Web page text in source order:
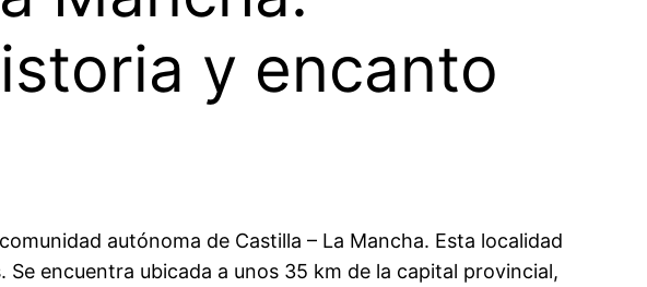
y encanto
autónoma de Castilla – La Mancha. Esta localidad
encuentra ubicada a unos 35 km de la capital provincial,